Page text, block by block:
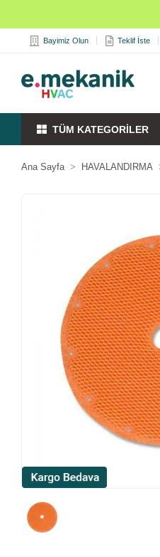
Bayimiz Olun Teklif İste
TÜM KATEGORİLER
Ana Sayfa HAVALANDIRMA